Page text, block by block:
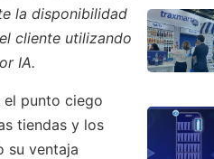
la disponibilidad
cliente utilizando
IA.
el punto ciego
tiendas y los
su ventaja